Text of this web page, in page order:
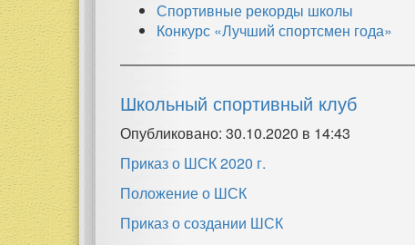
Спортивные рекорды школы
Конкурс «Лучший спортсмен года»
Школьный спортивный клуб
Опубликовано: 30.10.2020 в 14:43
Приказ о ШСК 2020 г.
Положение о ШСК
Приказ о создании ШСК